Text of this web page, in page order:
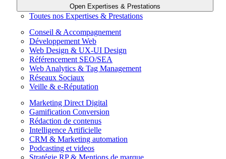
Open Expertises & Prestations
Toutes nos Expertises & Prestations
Conseil & Accompagnement
Développement Web
Web Design & UX-UI Design
Référencement SEO/SEA
Web Analytics & Tag Management
Réseaux Sociaux
Veille & e-Réputation
Marketing Direct Digital
Gamification Conversion
Rédaction de contenus
Intelligence Artificielle
CRM & Marketing automation
Podcasting et videos
Stratégie RP & Mentions de marque